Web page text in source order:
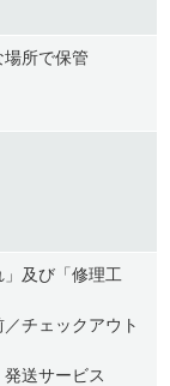
場所で保管
」及び「修理工
チェックアウト
送サービス